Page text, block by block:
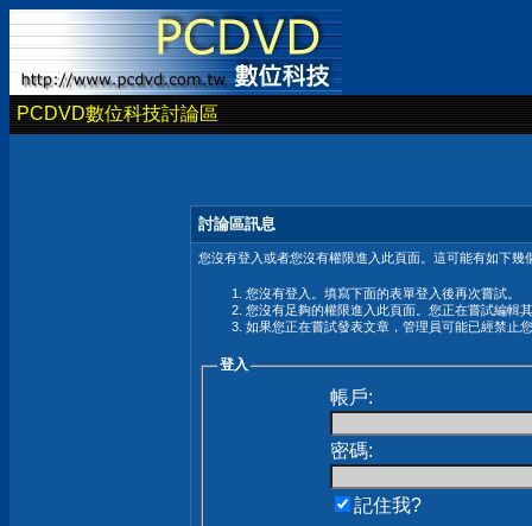
PCDVD數位科技討論區
討論區訊息
您沒有登入或者您沒有權限進入此頁面。這可能有如下幾
您沒有登入。填寫下面的表單登入後再次嘗試。
您沒有足夠的權限進入此頁面。您正在嘗試編輯
如果您正在嘗試發表文章，管理員可能已經禁止
登入
帳戶:
密碼:
記住我?